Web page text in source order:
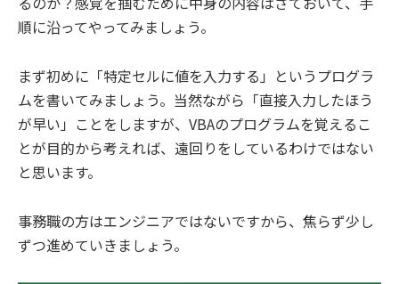
順に沿ってやってみましょう。
まず初めに「特定セルに値を入力する」というプログラ
ムを書いてみましょう。当然ながら「直接入力したほう
が早い」ことをしますが、VBAのプログラムを覚えるこ
とが目的から考えれば、遠回りをしているわけではない
と思います。
事務職の方はエンジニアではないですから、焦らず少し
ずつ進めていきましょう。